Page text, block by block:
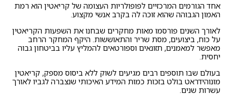
אחד הגורמים המרכזיים לפופולריות העצומה של קריאטין הוא רמת
האמון הגבוהה שהוא זוכה לה בקרב אנשי מקצוע.
לאורך השנים פורסמו מאות מחקרים שבחנו את השפעות הקריאטין
על כוח, ביצועים, מסת שריר והתאוששות. היקף המחקר הרחב
מאפשר למאמנים, תזונאים וספורטאים להמליץ עליו בביטחון גבוה
יחסית.
בעולם שבו תוספים רבים מגיעים לשוק ללא ביסוס מספק, קריאטין
מונוהידראט בולט בזכות כמות המידע האיכותי שנצברה לגביו לאורך
עשרות שנים.